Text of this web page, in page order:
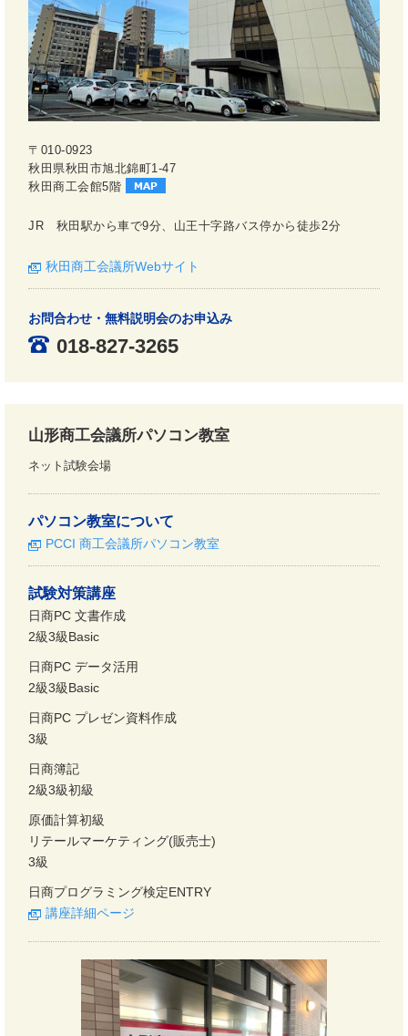
〒010-0923
秋田県秋田市旭北錦町1-47
秋田商工会館5階
JR 秋田駅から車で9分、山王十字路バス停から徒歩2分
秋田商工会議所Webサイト
お問合わせ・無料説明会のお申込み
018-827-3265
山形商工会議所パソコン教室
ネット試験会場
パソコン教室について
PCCI 商工会議所パソコン教室
試験対策講座
日商PC 文書作成
2級3級Basic
日商PC データ活用
2級3級Basic
日商PC プレゼン資料作成
3級
日商簿記
2級3級初級
原価計算初級
リテールマーケティング(販売士)
3級
日商プログラミング検定ENTRY
講座詳細ページ